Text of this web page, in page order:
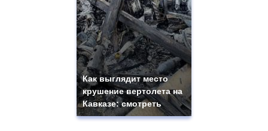
Как выглядит место
крушение вертолета на
Кавказе: смотреть